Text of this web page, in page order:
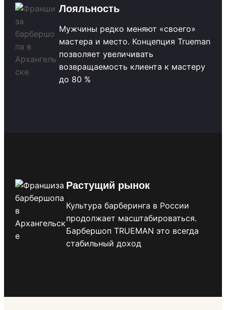
Лояльность
Мужчины редко меняют «своего»
мастера и место. Концепция Trueman
позволяет увеличивать
возвращаемость клиента к мастеру
до 80 %
Растущий рынок
Культура барберинга в России
продолжает масштабироваться.
Барбершоп TRUEMAN это всегда
стабильный доход